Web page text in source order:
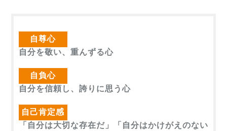
自尊心
自分を敬い、重んずる心
自負心
自分を信頼し、誇りに思う心
自己肯定感
「自分は大切な存在だ」「自分はかけがえのない